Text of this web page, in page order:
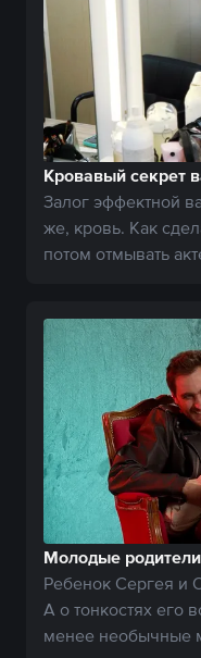
Кровавый секрет
Залог эффектной
же, кровь. Как
потом отмывать
Молодые родители
Ребенок Сергея и
А о тонкостях его
менее необычные